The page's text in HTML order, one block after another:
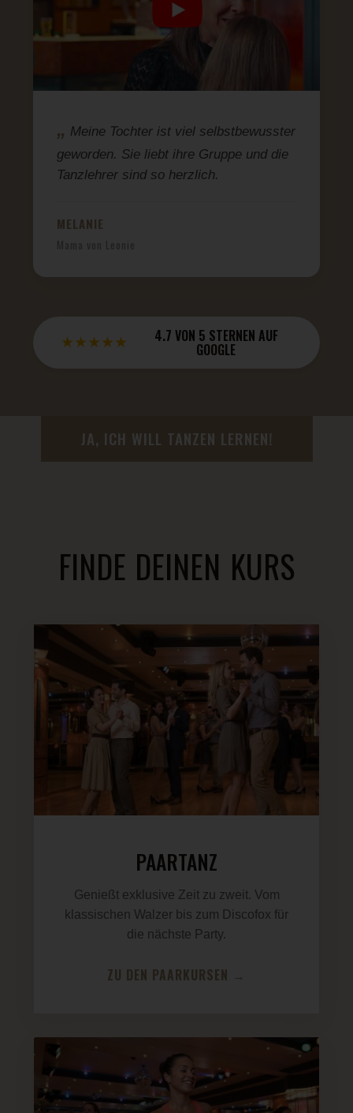
Meine Tochter ist viel selbstbewusster
geworden. Sie liebt ihre Gruppe und die
Tanzlehrer sind so herzlich.
MELANIE
★★★★★ 4.7 VON 5 STERNEN AUF
GOOGLE
JA, ICH WILL TANZEN LERNEN!
FINDE DEINEN KURS
PAARTANZ
Genießt exklusive Zeit zu zweit. Vom
klassischen Walzer bis zum Discofox für
die nächste Party.
ZU DEN PAARKURSEN →